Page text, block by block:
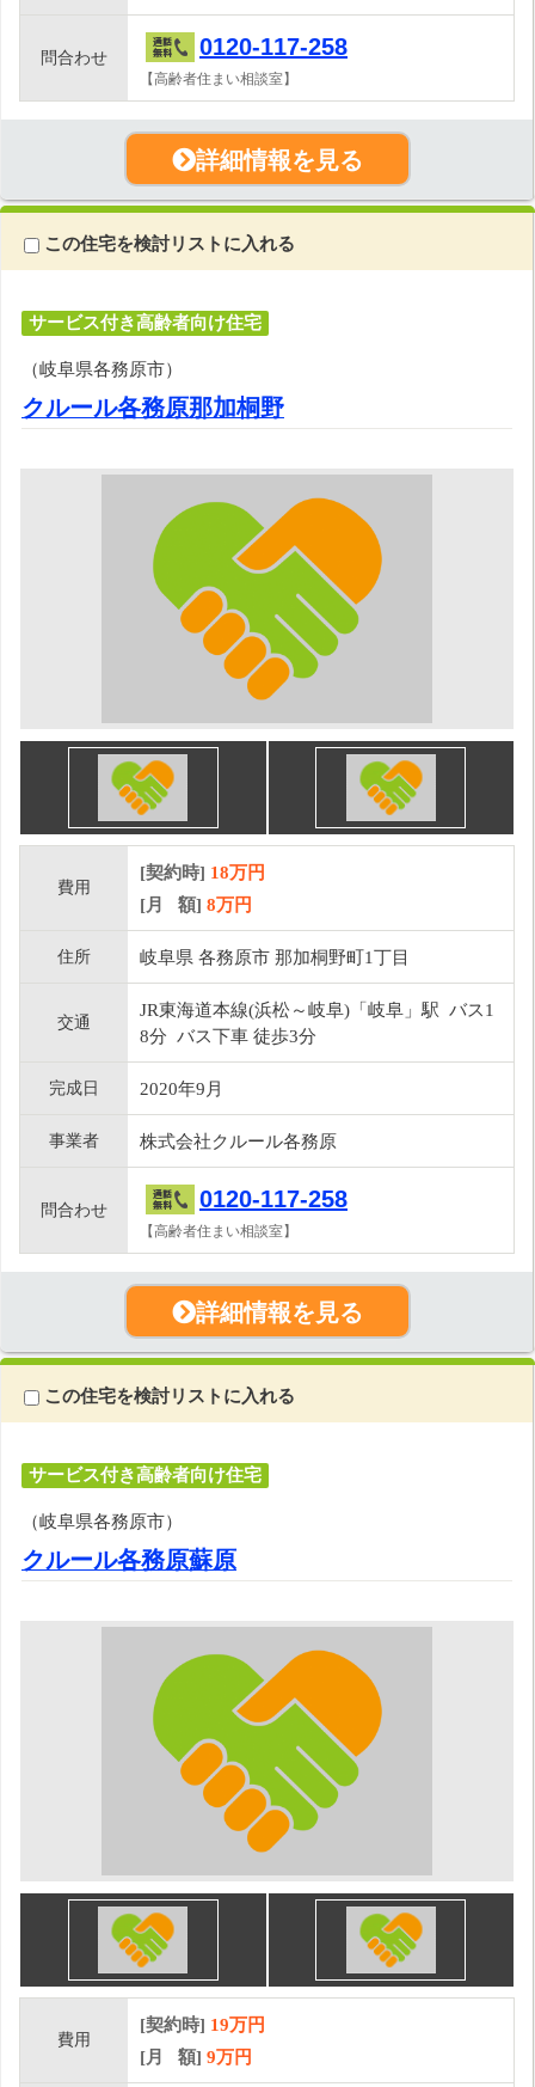
問合わせ 0120-117-258
【高齢者住まい相談室】
詳細情報を見る
この住宅を検討リストに入れる
サービス付き高齢者向け住宅
（岐阜県各務原市）
クルール各務原那加桐野
費用
[契約時] 18万円
[月 額] 8万円
住所 岐阜県 各務原市 那加桐野町1丁目
交通
JR東海道本線(浜松～岐阜)「岐阜」駅 バス1
8分 バス下車 徒歩3分
完成日 2020年9月
事業者 株式会社クルール各務原
問合わせ 0120-117-258
【高齢者住まい相談室】
詳細情報を見る
この住宅を検討リストに入れる
サービス付き高齢者向け住宅
（岐阜県各務原市）
クルール各務原蘇原
費用
[契約時] 19万円
[月 額] 9万円